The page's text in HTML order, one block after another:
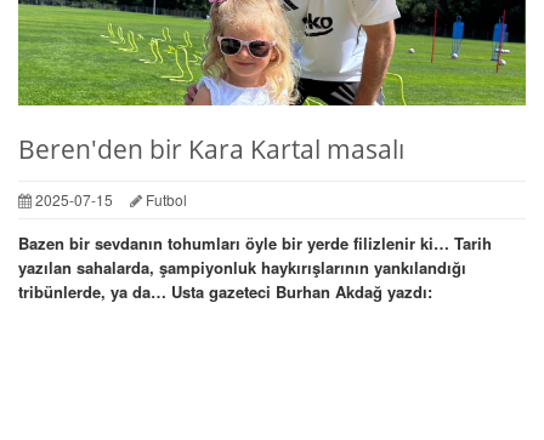
Beren'den bir Kara Kartal masalı
2025-07-15 Futbol
Bazen bir sevdanın tohumları öyle bir yerde filizlenir ki… Tarih
yazılan sahalarda, şampiyonluk haykırışlarının yankılandığı
tribünlerde, ya da… Usta gazeteci Burhan Akdağ yazdı: